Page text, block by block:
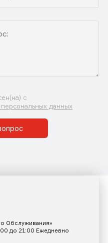
с
данных
Обслуживания»
до 21:00 Ежедневно